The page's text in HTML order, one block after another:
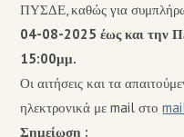
ΠΥΣΔΕ, καθώς για
04-08-2025 έως και την
15:00μμ.
Οι αιτήσεις και τα
ηλεκτρονικά με mail στο
Σημείωση :